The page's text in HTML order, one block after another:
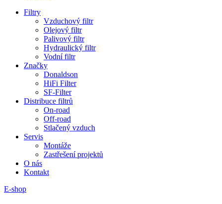
Filtry
Vzduchový filtr
Olejový filtr
Palivový filtr
Hydraulický filtr
Vodní filtr
Značky
Donaldson
HiFi Filter
SF-Filter
Distribuce filtrů
On-road
Off-road
Stlačený vzduch
Servis
Montáže
Zastřešení projektů
O nás
Kontakt
E-shop